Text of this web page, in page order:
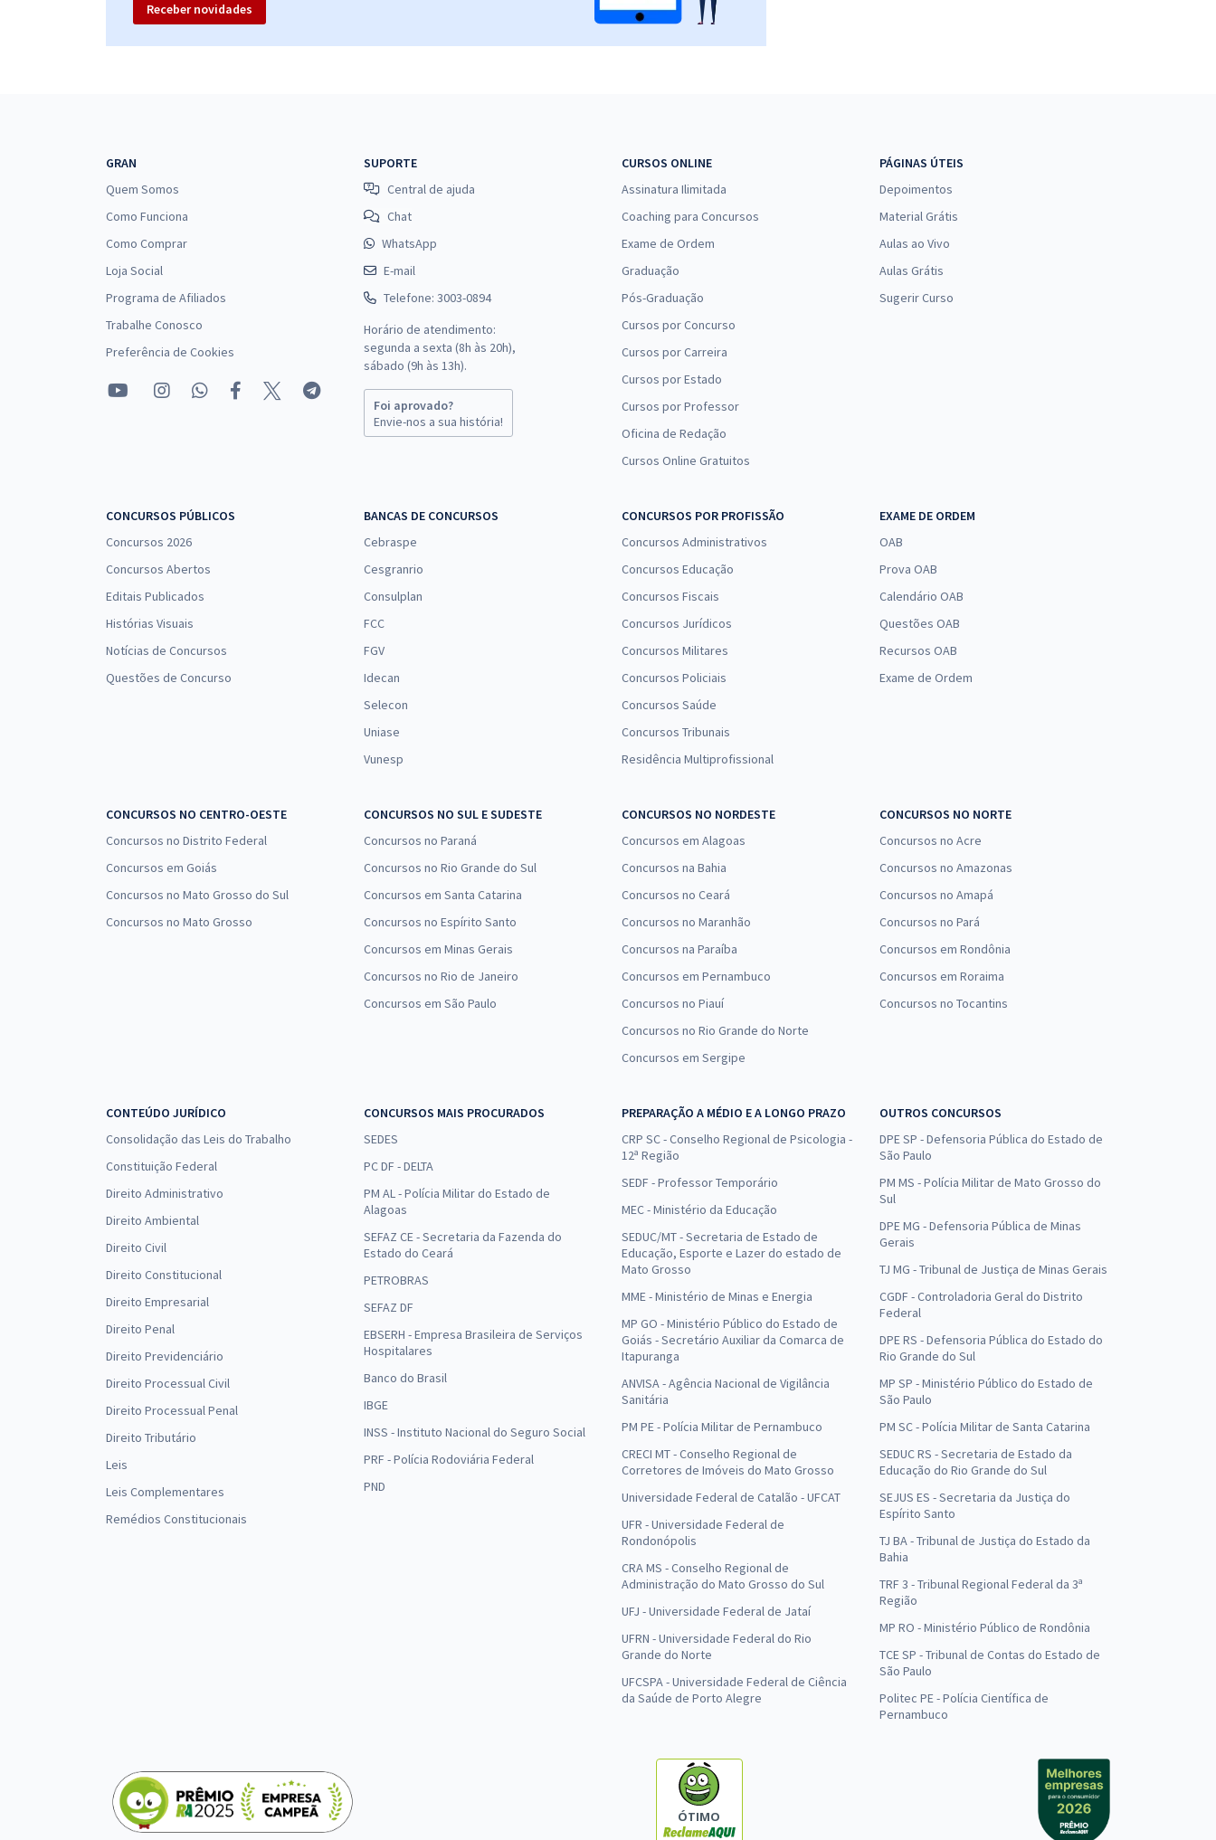
Receber novidades
GRAN
Quem Somos
Como Funciona
Como Comprar
Loja Social
Programa de Afiliados
Trabalhe Conosco
Preferência de Cookies
SUPORTE
Central de ajuda
Chat
WhatsApp
E-mail
Telefone: 3003-0894
Horário de atendimento:
segunda a sexta (8h às 20h),
sábado (9h às 13h).
Foi aprovado?
Envie-nos a sua história!
CURSOS ONLINE
Assinatura Ilimitada
Coaching para Concursos
Exame de Ordem
Graduação
Pós-Graduação
Cursos por Concurso
Cursos por Carreira
Cursos por Estado
Cursos por Professor
Oficina de Redação
Cursos Online Gratuitos
PÁGINAS ÚTEIS
Depoimentos
Material Grátis
Aulas ao Vivo
Aulas Grátis
Sugerir Curso
CONCURSOS PÚBLICOS
Concursos 2026
Concursos Abertos
Editais Publicados
Histórias Visuais
Notícias de Concursos
Questões de Concurso
BANCAS DE CONCURSOS
Cebraspe
Cesgranrio
Consulplan
FCC
FGV
Idecan
Selecon
Uniase
Vunesp
CONCURSOS POR PROFISSÃO
Concursos Administrativos
Concursos Educação
Concursos Fiscais
Concursos Jurídicos
Concursos Militares
Concursos Policiais
Concursos Saúde
Concursos Tribunais
Residência Multiprofissional
EXAME DE ORDEM
OAB
Prova OAB
Calendário OAB
Questões OAB
Recursos OAB
Exame de Ordem
CONCURSOS NO CENTRO-OESTE
Concursos no Distrito Federal
Concursos em Goiás
Concursos no Mato Grosso do Sul
Concursos no Mato Grosso
CONCURSOS NO SUL E SUDESTE
Concursos no Paraná
Concursos no Rio Grande do Sul
Concursos em Santa Catarina
Concursos no Espírito Santo
Concursos em Minas Gerais
Concursos no Rio de Janeiro
Concursos em São Paulo
CONCURSOS NO NORDESTE
Concursos em Alagoas
Concursos na Bahia
Concursos no Ceará
Concursos no Maranhão
Concursos na Paraíba
Concursos em Pernambuco
Concursos no Piauí
Concursos no Rio Grande do Norte
Concursos em Sergipe
CONCURSOS NO NORTE
Concursos no Acre
Concursos no Amazonas
Concursos no Amapá
Concursos no Pará
Concursos em Rondônia
Concursos em Roraima
Concursos no Tocantins
CONTEÚDO JURÍDICO
Consolidação das Leis do Trabalho
Constituição Federal
Direito Administrativo
Direito Ambiental
Direito Civil
Direito Constitucional
Direito Empresarial
Direito Penal
Direito Previdenciário
Direito Processual Civil
Direito Processual Penal
Direito Tributário
Leis
Leis Complementares
Remédios Constitucionais
CONCURSOS MAIS PROCURADOS
SEDES
PC DF - DELTA
PM AL - Polícia Militar do Estado de
Alagoas
SEFAZ CE - Secretaria da Fazenda do
Estado do Ceará
PETROBRAS
SEFAZ DF
EBSERH - Empresa Brasileira de Serviços
Hospitalares
Banco do Brasil
IBGE
INSS - Instituto Nacional do Seguro Social
PRF - Polícia Rodoviária Federal
PND
PREPARAÇÃO A MÉDIO E A LONGO PRAZO
CRP SC - Conselho Regional de Psicologia -
12ª Região
SEDF - Professor Temporário
MEC - Ministério da Educação
SEDUC/MT - Secretaria de Estado de
Educação, Esporte e Lazer do estado de
Mato Grosso
MME - Ministério de Minas e Energia
MP GO - Ministério Público do Estado de
Goiás - Secretário Auxiliar da Comarca de
Itapuranga
ANVISA - Agência Nacional de Vigilância
Sanitária
PM PE - Polícia Militar de Pernambuco
CRECI MT - Conselho Regional de
Corretores de Imóveis do Mato Grosso
Universidade Federal de Catalão - UFCAT
UFR - Universidade Federal de
Rondonópolis
CRA MS - Conselho Regional de
Administração do Mato Grosso do Sul
UFJ - Universidade Federal de Jataí
UFRN - Universidade Federal do Rio
Grande do Norte
UFCSPA - Universidade Federal de Ciência
da Saúde de Porto Alegre
OUTROS CONCURSOS
DPE SP - Defensoria Pública do Estado de
São Paulo
PM MS - Polícia Militar de Mato Grosso do
Sul
DPE MG - Defensoria Pública de Minas
Gerais
TJ MG - Tribunal de Justiça de Minas Gerais
CGDF - Controladoria Geral do Distrito
Federal
DPE RS - Defensoria Pública do Estado do
Rio Grande do Sul
MP SP - Ministério Público do Estado de
São Paulo
PM SC - Polícia Militar de Santa Catarina
SEDUC RS - Secretaria de Estado da
Educação do Rio Grande do Sul
SEJUS ES - Secretaria da Justiça do
Espírito Santo
TJ BA - Tribunal de Justiça do Estado da
Bahia
TRF 3 - Tribunal Regional Federal da 3ª
Região
MP RO - Ministério Público de Rondônia
TCE SP - Tribunal de Contas do Estado de
São Paulo
Politec PE - Polícia Científica de
Pernambuco
ÓTIMO